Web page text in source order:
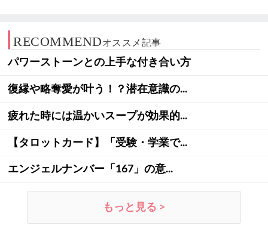
RECOMMENDオススメ記事
パワーストーンとの上手な付き合い方
復縁や略奪愛が叶う！？潜在意識の...
疲れた時には温かいスープが効果的...
【タロットカード】「受験・学業で...
エンジェルナンバー「167」の意...
もっと見る >